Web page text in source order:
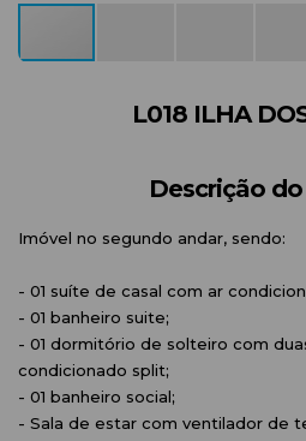
L018 ILHA
Descrição
Imóvel no segundo andar, sendo:
- 01 suíte de casal com ar
- 01 banheiro suite;
- 01 dormitório de solteiro com
condicionado split;
- 01 banheiro social;
- Sala de estar com ventilador de